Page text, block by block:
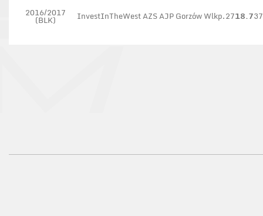
2016/2017
(BLK) InvestInTheWest AZS AJP Gorzów Wlkp.2718.7